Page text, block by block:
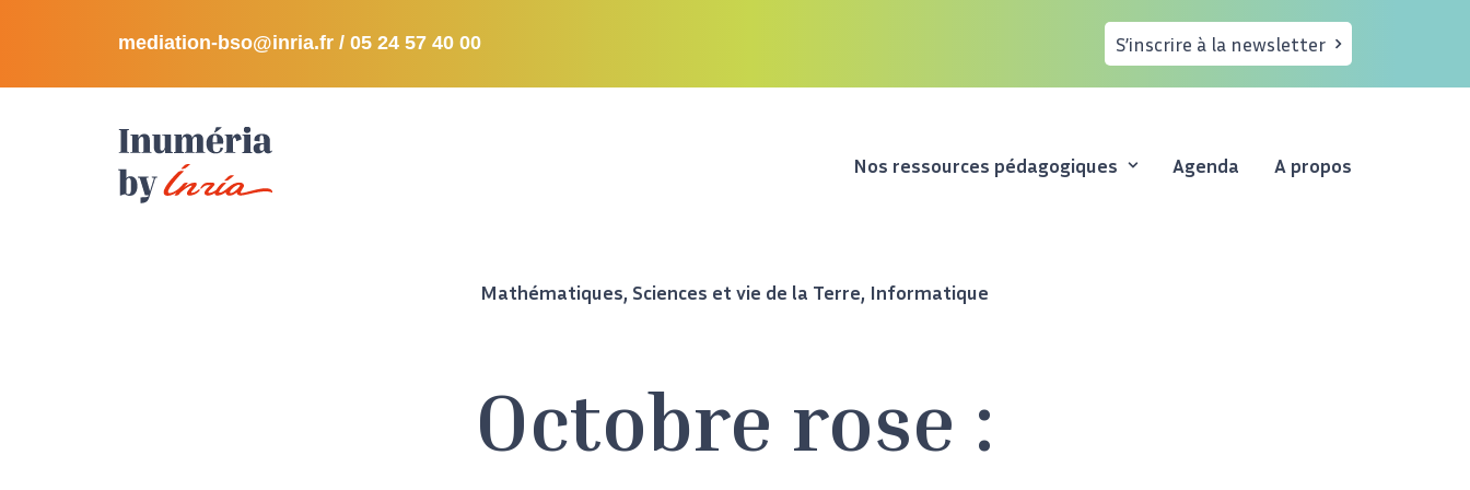
mediation-bso@inria.fr / 05 24 57 40 00 S’inscrire à la newsletter
Nos ressources pédagogiques Agenda A propos
Mathématiques, Sciences et vie de la Terre, Informatique
Octobre rose :